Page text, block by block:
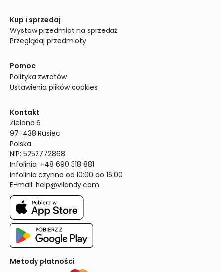
Kup i sprzedaj
Wystaw przedmiot na sprzedaż
Przeglądaj przedmioty
Pomoc
Polityka zwrotów
Ustawienia plików cookies
Kontakt
Zielona 6
97-438 Rusiec
Polska
NIP: 5252772868
Infolinia: +48 690 318 881
Infolinia czynna od 10:00 do 16:00
E-mail: help@vilandy.com
Metody płatności